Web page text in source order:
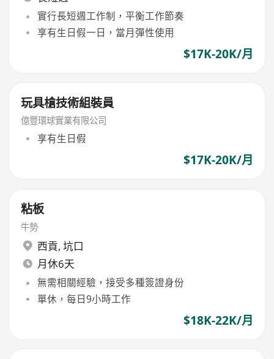
實行長短週工作制，平衡工作節奏
享有生日假一日，當月彈性使用
$17K-20K/月
玩具槍技術組裝員
億豐環球實業有限公司
享有生日假
$17K-20K/月
粘板
牛勢
西貢, 坑口
月休6天
無需相關經驗，接受多種簽證身份
單休，每日9小時工作
$18K-22K/月